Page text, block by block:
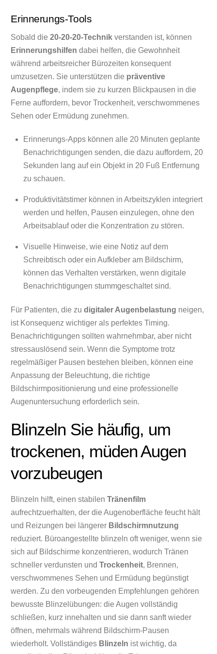
Erinnerungs-Tools
Sobald die20-20-20-Technik verstanden ist, können
Erinnerungshilfen dabei helfen, die Gewohnheit
während arbeitsreicher Bürozeiten konsequent
umzusetzen. Sie unterstützen die präventive
Augenpflege, indem sie zu kurzen Blickpausen in die
Ferne auffordern, bevor Trockenheit, verschwommenes
Sehen oder Ermüdung zunehmen.
Erinnerungs-Apps können alle 20 Minuten geplante
Benachrichtigungen senden, die dazu auffordern, 20
Sekunden lang auf ein Objekt in 20 Fuß Entfernung
zu schauen.
Produktivitätstimer können in Arbeitszyklen integriert
werden und helfen, Pausen einzulegen, ohne den
Arbeitsablauf oder die Konzentration zu stören.
Visuelle Hinweise, wie eine Notiz auf dem
Schreibtisch oder ein Aufkleber am Bildschirm,
können das Verhalten verstärken, wenn digitale
Benachrichtigungen stummgeschaltet sind.
Für Patienten, die zudigitaler Augenbelastung neigen,
ist Konsequenz wichtiger als perfektes Timing.
Benachrichtigungen sollten wahrnehmbar, aber nicht
stressauslösend sein. Wenn die Symptome trotz
regelmäßiger Pausen bestehen bleiben, können eine
Anpassung der Beleuchtung, die richtige
Bildschirmpositionierung und eine professionelle
Augenuntersuchung erforderlich sein.
Blinzeln Sie häufig, um
trockenen, müden Augen
vorzubeugen
Blinzeln hilft, einen stabilenTränenfilm
aufrechtzuerhalten, der die Augenoberfläche feucht hält
und Reizungen bei längerer Bildschirmnutzung
reduziert. Büroangestellte blinzeln oft weniger, wenn sie
sich auf Bildschirme konzentrieren, wodurch Tränen
schneller verdunsten undTrockenheit, Brennen,
verschwommenes Sehen und Ermüdung begünstigt
werden. Zu den vorbeugenden Empfehlungen gehören
bewusste Blinzelübungen: die Augen vollständig
schließen, kurz innehalten und sie dann sanft wieder
öffnen, mehrmals während Bildschirm-Pausen
wiederholt. Vollständiges Blinzeln ist wichtig, da